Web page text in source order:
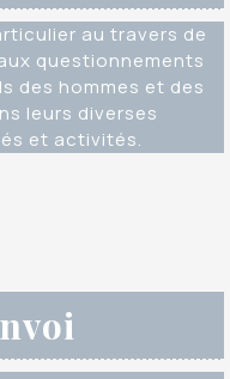
au travers de
questionnements
des hommes et des
leurs diverses
et activités.